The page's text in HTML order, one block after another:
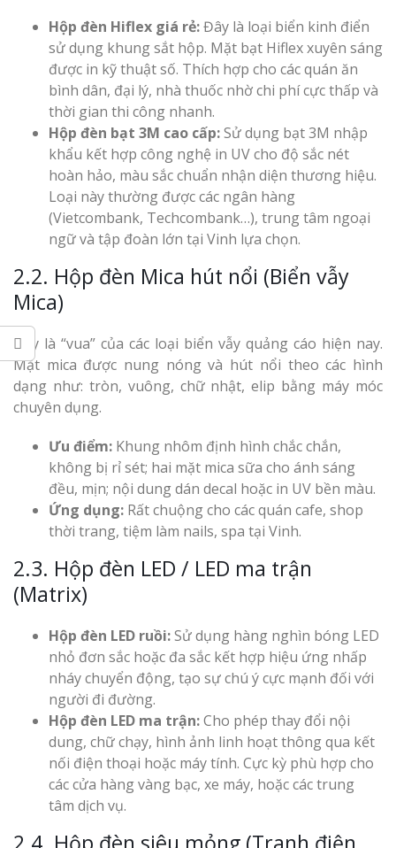
Hộp đèn Hiflex giá rẻ:Đây là loại biển kinh điển
sử dụng khung sắt hộp. Mặt bạt Hiflex xuyên sáng
được in kỹ thuật số. Thích hợp cho các quán ăn
bình dân, đại lý, nhà thuốc nhờ chi phí cực thấp và
thời gian thi công nhanh.
Hộp đèn bạt 3M cao cấp:Sử dụng bạt 3M nhập
khẩu kết hợp công nghệ in UV cho độ sắc nét
hoàn hảo, màu sắc chuẩn nhận diện thương hiệu.
Loại này thường được các ngân hàng
(Vietcombank, Techcombank…), trung tâm ngoại
ngữ và tập đoàn lớn tại Vinh lựa chọn.
2.2. Hộp đèn Mica hút nổi (Biển vẫy
Mica)
Đây là “vua” của các loại biển vẫy quảng cáo hiện nay.
Mặt mica được nung nóng và hút nổi theo các hình
dạng như: tròn, vuông, chữ nhật, elip bằng máy móc
chuyên dụng.
Ưu điểm: Khung nhôm định hình chắc chắn,
không bị rỉ sét; hai mặt mica sữa cho ánh sáng
đều, mịn; nội dung dán decal hoặc in UV bền màu.
Ứng dụng: Rất chuộng cho các quán cafe, shop
thời trang, tiệm làm nails, spa tại Vinh.
2.3. Hộp đèn LED / LED ma trận
(Matrix)
Hộp đèn LED ruồi:Sử dụng hàng nghìn bóng LED
nhỏ đơn sắc hoặc đa sắc kết hợp hiệu ứng nhấp
nháy chuyển động, tạo sự chú ý cực mạnh đối với
người đi đường.
Hộp đèn LED ma trận:Cho phép thay đổi nội
dung, chữ chạy, hình ảnh linh hoạt thông qua kết
nối điện thoại hoặc máy tính. Cực kỳ phù hợp cho
các cửa hàng vàng bạc, xe máy, hoặc các trung
tâm dịch vụ.
Bảng Hiệu
Vinh Thu Hút Mọi